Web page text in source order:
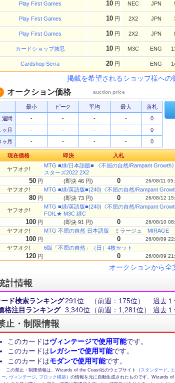
Play First Games 10 円 NEC JPN
Play First Games 10 円 2X2 JPN
Play First Games 10 円 2X2 JPN
カードショップ抜忍 10 円 M3C ENG
Cardshop Serra 20 円 ENG
掲載を希望されるショップ様への
オークション価格 auction price
- 最小 ピーク 平均 最大
落札
週間
- - - -
0
ヶ月
- - - -
0
ヶ月
- - - - 0
現在価格 即決 入札
ヤフオク!
MTG ■緑/日本語版■ 《不屈の自然/Rampant
スターズ2022 2X2
50 円 (即決 46 円) 0 26/08/11
ヤフオク! MTG ■緑/英語版■(240)《不屈の自然/Rampant
80 円 (即決 73 円) 0 26/08/12
ヤフオク!
MTG ■緑/英語版■(240)《不屈の自然/Rampant
FOIL★ M3C 緑C
100 円 (即決 91 円) 0 26/08/10
ヤフオク! MTG 不屈の自然 日本語版 ミラージュ MIRAGE
100 円 0 26/08/09
ヤフオク! 6版「不屈の自然」（日）4枚セット
120 円 0 26/08/09
オークションから全
計情報
ード検索ランキング291位 （前週：175位）
過去
格注目ランキング 3,340位 （前週：1,281位） 過去
止・制限情報
このカードはヴィンテージで使用可能です。
このカードはレガシーで使用可能です。
このカードはモダンで使用可能です。
この禁止・制限情報は、Wizards of the Coast社のウェブサイト（ スタンダード,
ー, ヴィンテージ, ブロック構築）の情報を元に自動生成されたものです。Wizards